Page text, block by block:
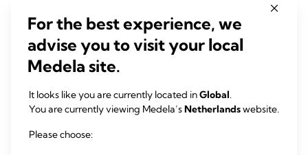
Moedermelk versus
kunstvoeding:
gezondheidsvoordelen
Kijk naar het grotere plaatje als je beslist of je je baby
moedermelk of kunstvoeding geeft. Moedermelk is niet
alleen voeding. Het heeft een belangrijke beschermende
For the best experience, we
advise you to visit your local
Medela site.
It looks like you are currently located inGlobal.
You are currently viewing Medela’sNetherlandswebsite.
Please choose: